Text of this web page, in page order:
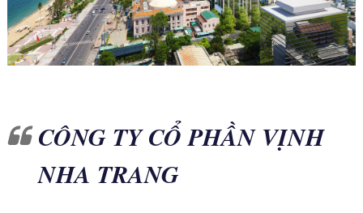
CÔNG TY CỔ PHẦN VỊNH
NHA TRANG